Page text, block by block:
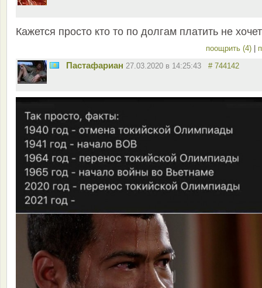
Кажется просто кто то по долгам платить не
поощрить (4)
Пастафариан 27.03.2020 в 14:25:43 # 744142